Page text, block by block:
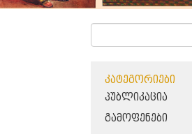
ᲙᲐᲢᲔᲒᲝᲠᲘᲔᲑᲘ
ᲞᲣᲑᲚᲘᲙᲐᲪᲘᲐ
ᲒᲐᲛᲝᲤᲔᲜᲔᲑᲘ